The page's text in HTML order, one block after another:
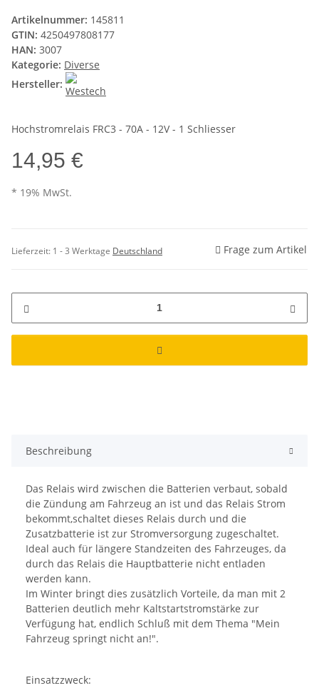
Artikelnummer: 145811
GTIN: 4250497808177
HAN: 3007
Kategorie: Diverse
Hersteller:
Hochstromrelais FRC3 - 70A - 12V - 1 Schliesser
14,95 €
* 19% MwSt.
Lieferzeit: 1 - 3 Werktage Deutschland Frage zum Artikel
Beschreibung
Das Relais wird zwischen die Batterien verbaut, sobald
die Zündung am Fahrzeug an ist und das Relais Strom
bekommt,schaltet dieses Relais durch und die
Zusatzbatterie ist zur Stromversorgung zugeschaltet.
Ideal auch für längere Standzeiten des Fahrzeuges, da
durch das Relais die Hauptbatterie nicht entladen
werden kann.
Im Winter bringt dies zusätzlich Vorteile, da man mit 2
Batterien deutlich mehr Kaltstartstromstärke zur
Verfügung hat, endlich Schluß mit dem Thema "Mein
Fahrzeug springt nicht an!".
Einsatzzweck: